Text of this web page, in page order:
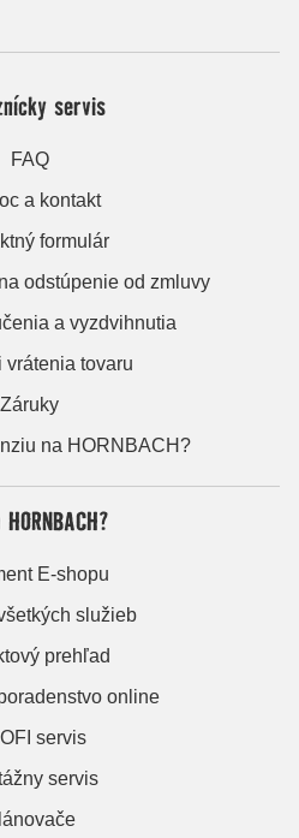
servis
FAQ
a kontakt
formulár
odstúpenie od zmluvy
a vyzdvihnutia
vrátenia tovaru
Záruky
na HORNBACH?
E-shopu
služieb
prehľad
online
servis
servis